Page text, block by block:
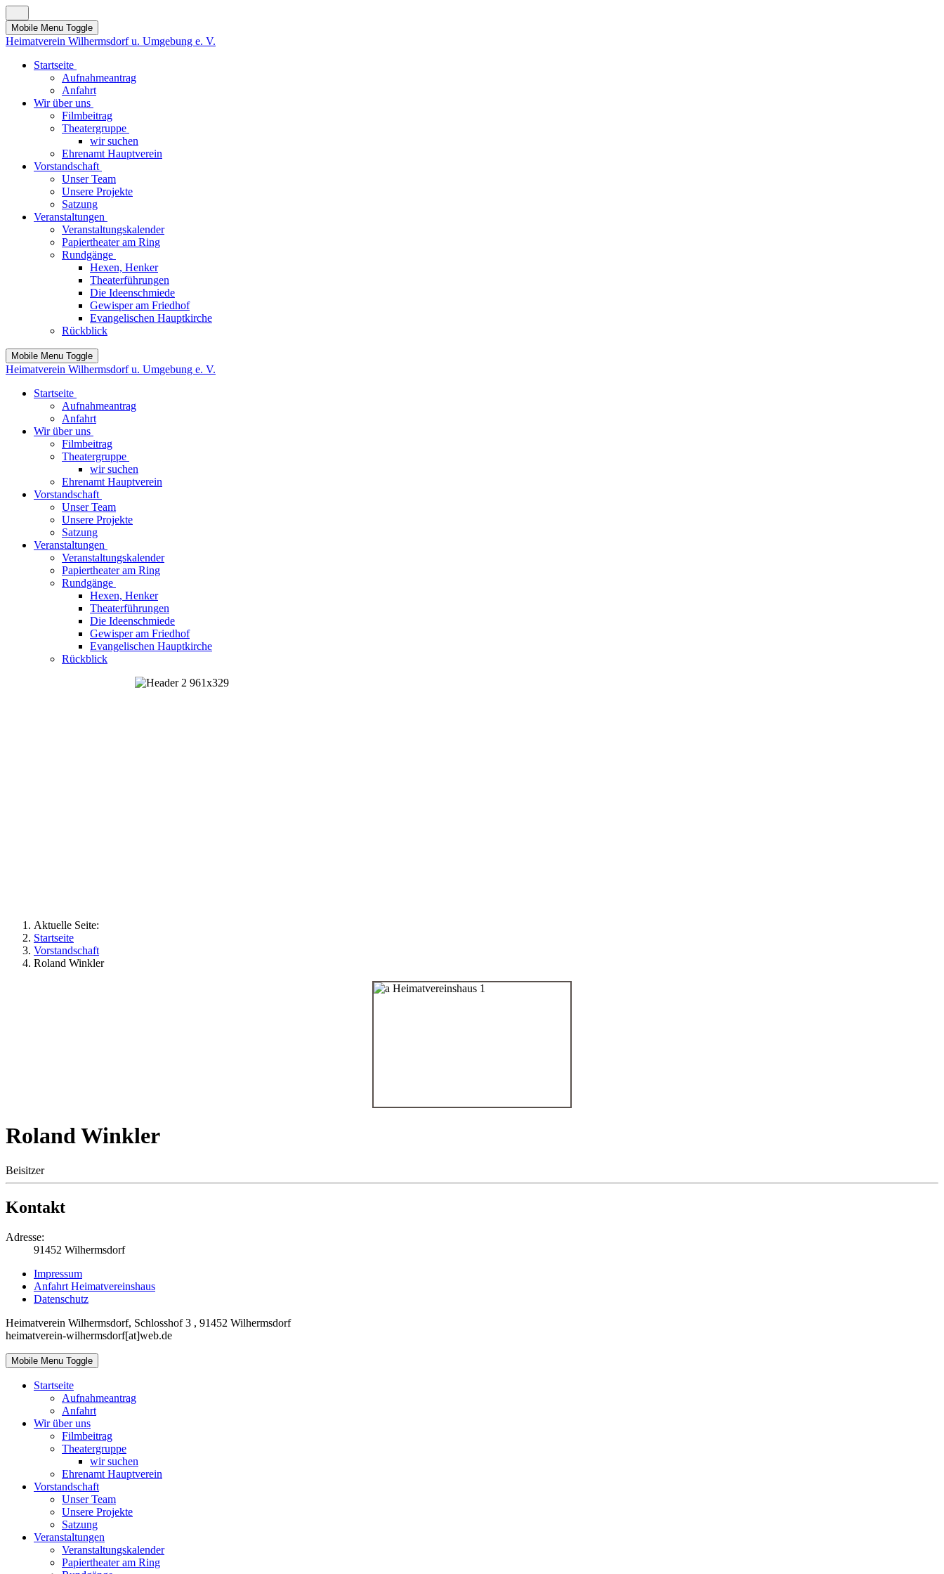
Mobile Menu Toggle
Heimatverein Wilhermsdorf u. Umgebung e. V.
Startseite
Aufnahmeantrag
Anfahrt
Wir über uns
Filmbeitrag
Theatergruppe
wir suchen
Ehrenamt Hauptverein
Vorstandschaft
Unser Team
Unsere Projekte
Satzung
Veranstaltungen
Veranstaltungskalender
Papiertheater am Ring
Rundgänge
Hexen, Henker
Theaterführungen
Die Ideenschmiede
Gewisper am Friedhof
Evangelischen Hauptkirche
Rückblick
Mobile Menu Toggle
Heimatverein Wilhermsdorf u. Umgebung e. V.
Startseite
Aufnahmeantrag
Anfahrt
Wir über uns
Filmbeitrag
Theatergruppe
wir suchen
Ehrenamt Hauptverein
Vorstandschaft
Unser Team
Unsere Projekte
Satzung
Veranstaltungen
Veranstaltungskalender
Papiertheater am Ring
Rundgänge
Hexen, Henker
Theaterführungen
Die Ideenschmiede
Gewisper am Friedhof
Evangelischen Hauptkirche
Rückblick
Aktuelle Seite:
Startseite
Vorstandschaft
Roland Winkler
Roland Winkler
Beisitzer
Kontakt
Adresse:
91452 Wilhermsdorf
Impressum
Anfahrt Heimatvereinshaus
Datenschutz
Heimatverein Wilhermsdorf, Schlosshof 3 , 91452 Wilhermsdorf
heimatverein-wilhermsdorf[at]web.de
Mobile Menu Toggle
Startseite
Aufnahmeantrag
Anfahrt
Wir über uns
Filmbeitrag
Theatergruppe
wir suchen
Ehrenamt Hauptverein
Vorstandschaft
Unser Team
Unsere Projekte
Satzung
Veranstaltungen
Veranstaltungskalender
Papiertheater am Ring